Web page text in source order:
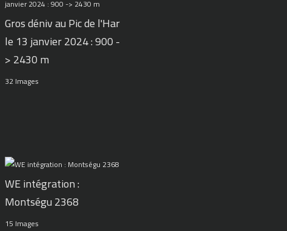
Gros déniv au Pic de l'Har
le 13 janvier 2024 : 900 -
> 2430 m
32 Images
WE intégration :
Montségu 2368
15 Images